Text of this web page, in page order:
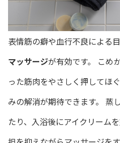
表情筋の癖や血行不良による
マッサージが有効です。 こめ
った筋肉をやさしく押してほ
みの解消が期待できます。 蒸
たり、入浴後にアイクリーム